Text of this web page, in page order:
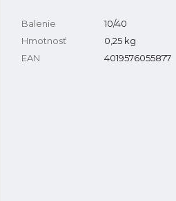
Balenie
10/40
Hmotnosť
0,25 kg
EAN
4019576055877